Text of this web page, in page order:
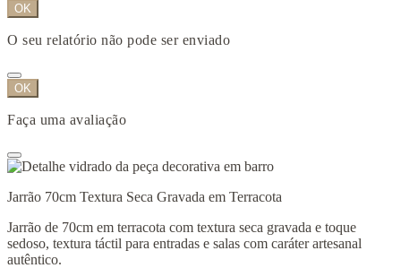
OK
O seu relatório não pode ser enviado
OK
Faça uma avaliação
Jarrão 70cm Textura Seca Gravada em Terracota
Jarrão de 70cm em terracota com textura seca gravada e toque
sedoso, textura táctil para entradas e salas com caráter artesanal
autêntico.